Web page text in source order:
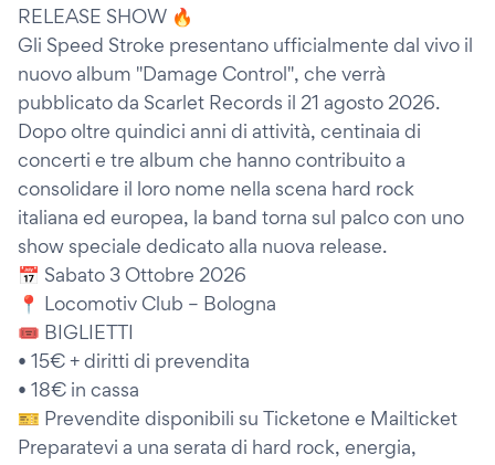
RELEASE SHOW 🔥
Gli Speed Stroke presentano ufficialmente dal vivo il
nuovo album "Damage Control", che verrà
pubblicato da Scarlet Records il 21 agosto 2026.
Dopo oltre quindici anni di attività, centinaia di
concerti e tre album che hanno contribuito a
consolidare il loro nome nella scena hard rock
italiana ed europea, la band torna sul palco con uno
show speciale dedicato alla nuova release.
📅 Sabato 3 Ottobre 2026
📍 Locomotiv Club – Bologna
🎟️ BIGLIETTI
• 15€ + diritti di prevendita
• 18€ in cassa
🎫 Prevendite disponibili su Ticketone e Mailticket
Preparatevi a una serata di hard rock, energia,